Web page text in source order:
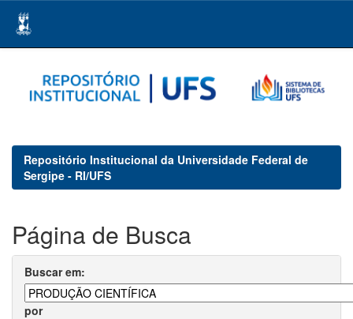
navigation
Repositório Institucional da Universidade Federal de
Sergipe - RI/UFS
Página de Busca
Buscar em:
por